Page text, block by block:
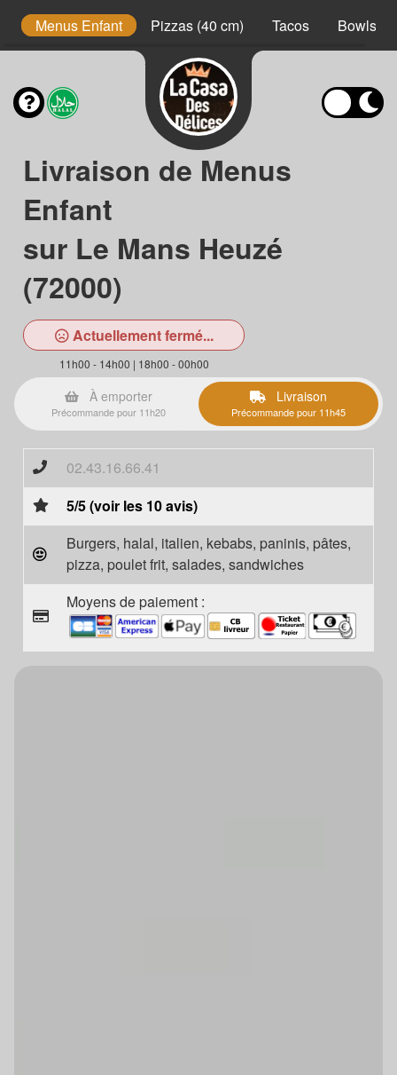
Menus Enfant Pizzas (40 cm) Tacos Bowls
Livraison de Menus
Enfant
sur Le Mans Heuzé
(72000)
Actuellement fermé...
11h00 - 14h00 | 18h00 - 00h00
À emporter
Précommande pour 11h20
Livraison
Précommande pour 11h45
02.43.16.66.41
5/5 (voir les 10 avis)
Burgers, halal, italien, kebabs, paninis, pâtes,
pizza, poulet frit, salades, sandwiches
Moyens de paiement :